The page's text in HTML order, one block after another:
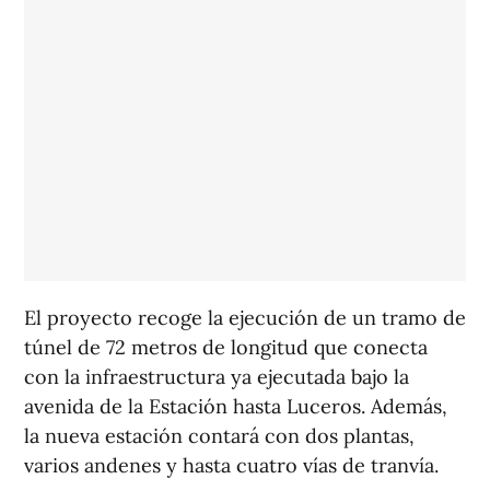
El proyecto recoge la ejecución de un tramo de
túnel de 72 metros de longitud que conecta
con la infraestructura ya ejecutada bajo la
avenida de la Estación hasta Luceros. Además,
la nueva estación contará con dos plantas,
varios andenes y hasta cuatro vías de tranvía.